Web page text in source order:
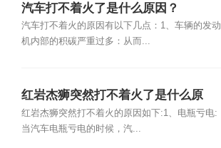
汽车打不着火了是什么原因？
汽车打不着火的原因有以下几点：1、车辆的发动
机内部的积碳严重过多：从而...
红岩杰狮突然打不着火了是什么原
因？
红岩杰狮突然打不着火的原因如下:1、电瓶亏电:
当汽车电瓶亏电的时候，汽...